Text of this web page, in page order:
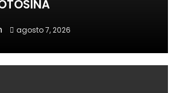
agosto 7, 2026